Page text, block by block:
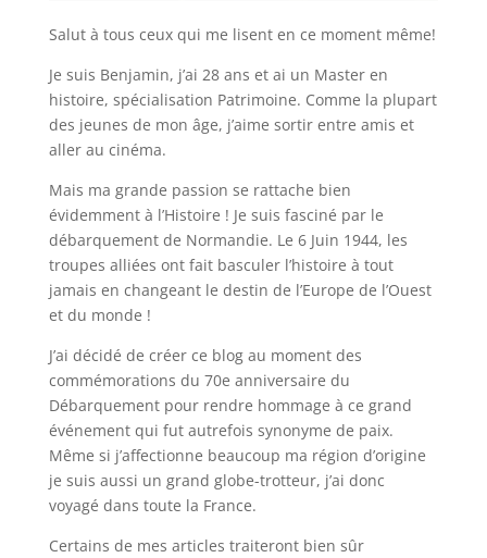
Salut à tous ceux qui me lisent en ce moment même!
Je suis Benjamin, j’ai 28 ans et ai un Master en
histoire, spécialisation Patrimoine. Comme la plupart
des jeunes de mon âge, j’aime sortir entre amis et
aller au cinéma.
Mais ma grande passion se rattache bien
évidemment à l’Histoire ! Je suis fasciné par le
débarquement de Normandie. Le 6 Juin 1944, les
troupes alliées ont fait basculer l’histoire à tout
jamais en changeant le destin de l’Europe de l’Ouest
et du monde !
J’ai décidé de créer ce blog au moment des
commémorations du 70e anniversaire du
Débarquement pour rendre hommage à ce grand
événement qui fut autrefois synonyme de paix.
Même si j’affectionne beaucoup ma région d’origine
je suis aussi un grand globe-trotteur, j’ai donc
voyagé dans toute la France.
Certains de mes articles traiteront bien sûr